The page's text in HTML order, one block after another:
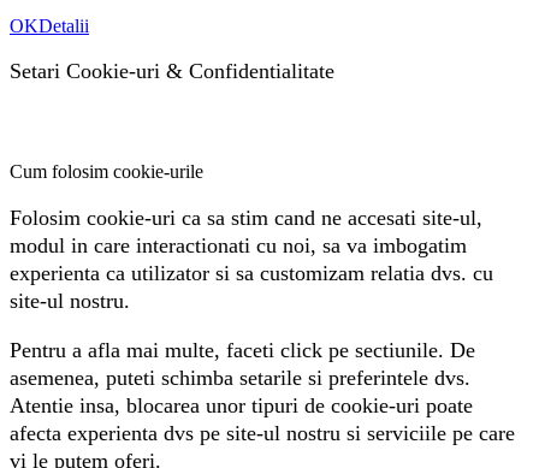
OKDetalii
Setari Cookie-uri & Confidentialitate
Cum folosim cookie-urile
Folosim cookie-uri ca sa stim cand ne accesati site-ul,
modul in care interactionati cu noi, sa va imbogatim
experienta ca utilizator si sa customizam relatia dvs. cu
site-ul nostru.
Pentru a afla mai multe, faceti click pe sectiunile. De
asemenea, puteti schimba setarile si preferintele dvs.
Atentie insa, blocarea unor tipuri de cookie-uri poate
afecta experienta dvs pe site-ul nostru si serviciile pe care
vi le putem oferi.